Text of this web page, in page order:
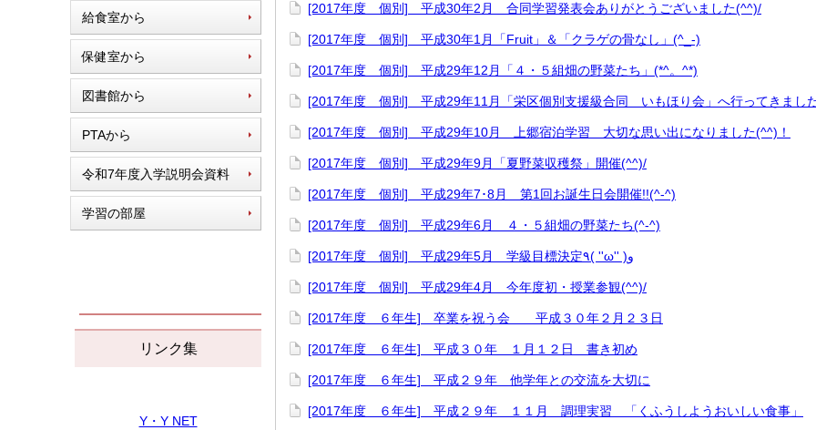
給食室から
保健室から
図書館から
PTAから
令和7年度入学説明会資料
学習の部屋
リンク集
Y・Y NET
[2017年度 個別] 平成30年2月 合同学習発表会ありがとうございました(^^)/
[2017年度 個別] 平成30年1月「Fruit」＆「クラゲの骨なし」(^_-)
[2017年度 個別] 平成29年12月「４・５組畑の野菜たち」(*^。^*)
[2017年度 個別] 平成29年11月「栄区個別支援級合同 いもほり会」へ行ってきまし
[2017年度 個別] 平成29年10月 上郷宿泊学習 大切な思い出になりました(^^)！
[2017年度 個別] 平成29年9月「夏野菜収穫祭」開催(^^)/
[2017年度 個別] 平成29年7･8月 第1回お誕生日会開催!!(^-^)
[2017年度 個別] 平成29年6月 ４・５組畑の野菜たち(^-^)
[2017年度 個別] 平成29年5月 学級目標決定٩( ''ω'' )و
[2017年度 個別] 平成29年4月 今年度初・授業参観(^^)/
[2017年度 ６年生] 卒業を祝う会 平成３０年２月２３日
[2017年度 ６年生] 平成３０年 １月１２日 書き初め
[2017年度 ６年生] 平成２９年 他学年との交流を大切に
[2017年度 ６年生] 平成２９年 １１月 調理実習 「くふうしようおいしい食事」